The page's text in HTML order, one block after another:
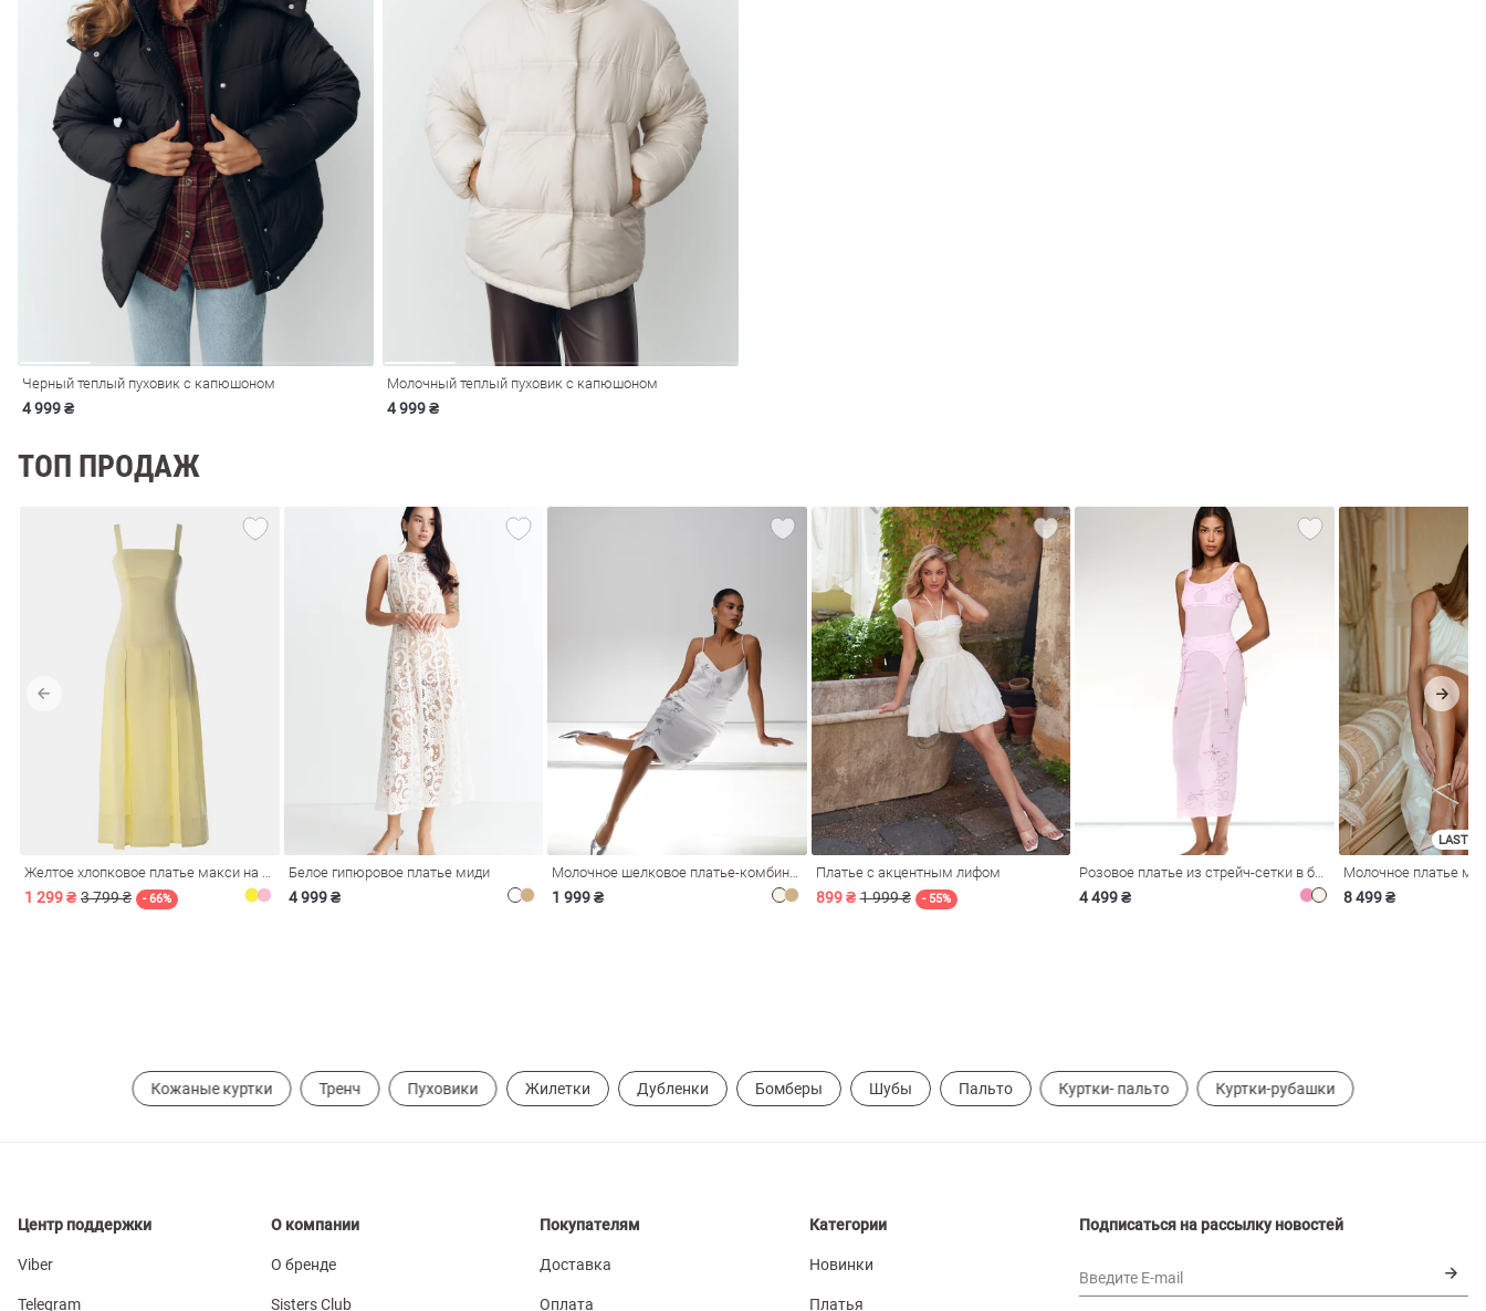
Черный теплый пуховик с капюшоном
4 999 ₴
Молочный теплый пуховик с капюшоном
4 999 ₴
ТОП ПРОДАЖ
1 299 ₴ 3 799 ₴ - 66%
Белое гипюровое платье миди
4 999 ₴ 1 999 ₴
Платье с акцентным лифом
899 ₴ 1 999 ₴ - 55% 4 499 ₴
LAST
8 499 ₴
Кожаные куртки Тренч Пуховики Жилетки Дубленки Бомберы Шубы Пальто Куртки- пальто Куртки-рубашки
Центр поддержки
Viber
Telegram
О компании
О бренде
Sisters Club
Покупателям
Доставка
Оплата
Категории
Новинки
Платья
Подписаться на рассылку новостей
Введите E-mail